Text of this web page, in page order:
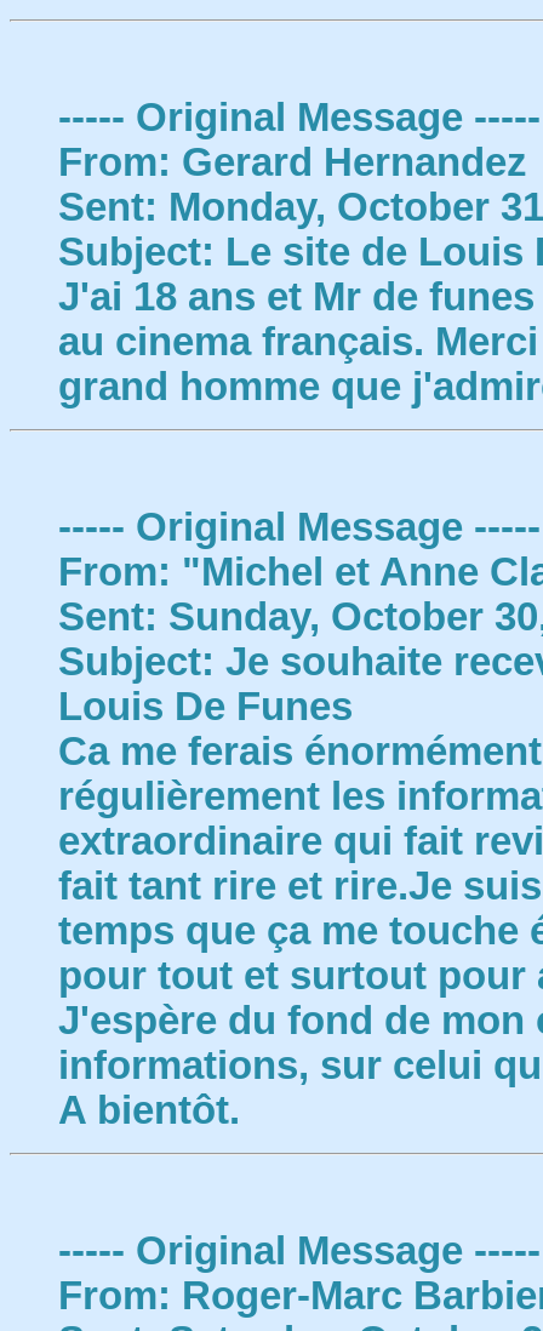
----- Original Message -----
From: Gerard Hernandez
Sent: Monday, October
Subject: Le site de Louis
J'ai 18 ans et Mr de
au cinema français.
grand homme que
----- Original Message -----
From: "Michel et Anne
Sent: Sunday, October
Subject: Je souhaite
Louis De Funes
Ca me ferais
régulièrement les
extraordinaire qui fait
fait tant rire et rire.Je
temps que ça me touche
pour tout et surtout pour
J'espère du fond de mon
informations, sur celui
A bientôt.
----- Original Message -----
From: Roger-Marc